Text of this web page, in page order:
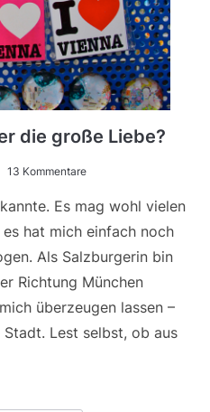
die große Liebe?
13 Kommentare
Es mag wohl vielen
hat mich einfach noch
Als Salzburgerin bin
Richtung München
überzeugen lassen –
Lest selbst, ob aus